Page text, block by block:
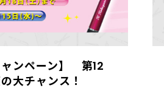
ャンペーン】 第12
大チャンス！